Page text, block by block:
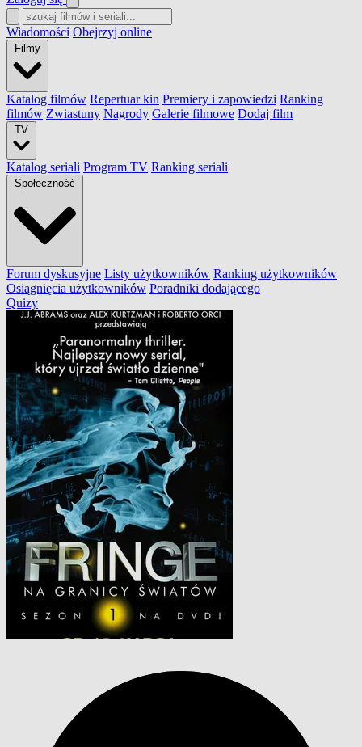
Wiadomości Obejrzyj online
Filmy
Katalog filmów Repertuar kin Premiery i zapowiedzi Ranking
filmów Zwiastuny Nagrody Galerie filmowe Dodaj film
TV
Katalog seriali Program TV Ranking seriali
Społeczność
Forum dyskusyjne Listy użytkowników Ranking użytkowników
Osiągnięcia użytkowników Poradniki dodającego
Quizy